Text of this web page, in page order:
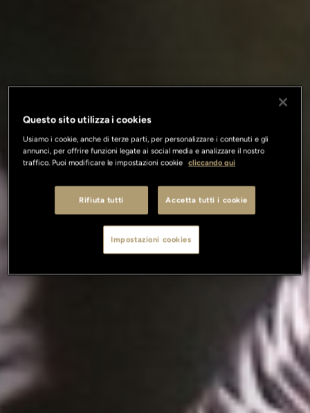
Questo sito utilizza i cookies
Usiamo i cookie, anche di terze parti, per personalizzare i contenuti e gli
annunci, per offrire funzioni legate ai social media e analizzare il nostro
traffico. Puoi modificare le impostazioni cookie cliccando qui
Rifiuta tutti Accetta tutti i cookie
Impostazioni cookies